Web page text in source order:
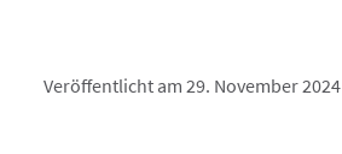
Veröffentlicht am 29. November 2024